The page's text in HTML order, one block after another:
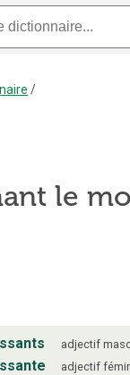
/
le
adjectif
adjectif